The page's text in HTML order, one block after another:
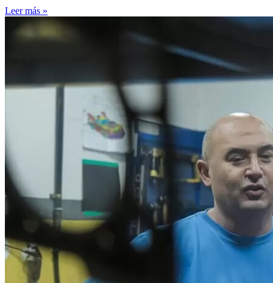
Leer más »